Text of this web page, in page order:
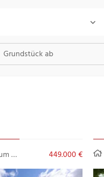
Grundstück ab
449.000 €